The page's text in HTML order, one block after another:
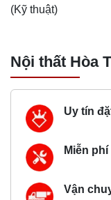
(Kỹ thuật)
Nội thất Hòa
Uy tín
Miễn
Vận